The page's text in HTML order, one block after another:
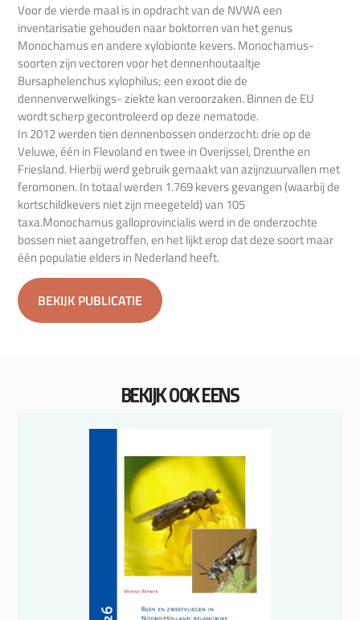
Voor de vierde maal is in opdracht van de NVWA een
inventarisatie gehouden naar boktorren van het genus
Monochamus en andere xylobionte kevers. Monochamus-
soorten zijn vectoren voor het dennenhoutaaltje
Bursaphelenchus xylophilus; een exoot die de
dennenverwelkings- ziekte kan veroorzaken. Binnen de EU
wordt scherp gecontroleerd op deze nematode.
In 2012 werden tien dennenbossen onderzocht: drie op de
Veluwe, één in Flevoland en twee in Overijssel, Drenthe en
Friesland. Hierbij werd gebruik gemaakt van azijnzuurvallen met
feromonen. In totaal werden 1.769 kevers gevangen (waarbij de
kortschildkevers niet zijn meegeteld) van 105
taxa.Monochamus galloprovincialis werd in de onderzochte
bossen niet aangetroffen, en het lijkt erop dat deze soort maar
één populatie elders in Nederland heeft.
BEKIJK PUBLICATIE
BEKIJK OOK EENS